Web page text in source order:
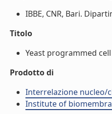
IBBE, CNR, Bari.
Titolo
Yeast programmed
Prodotto di
Interrelazione nucleo/
Institute of